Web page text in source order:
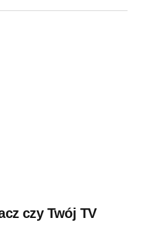
czy Twój TV